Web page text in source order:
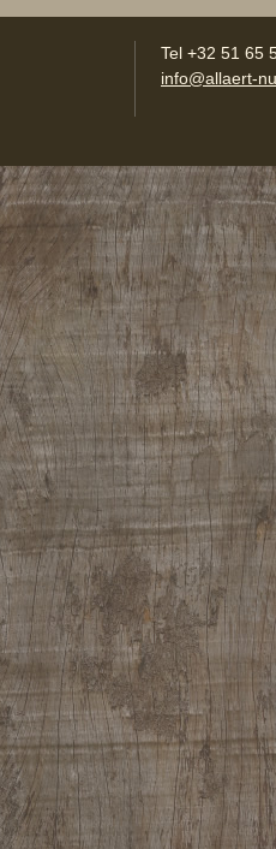
Tel +32 51 65
info@allaert-